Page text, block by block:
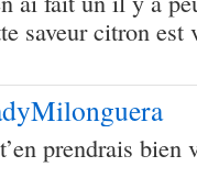
saveur citron
prendrais